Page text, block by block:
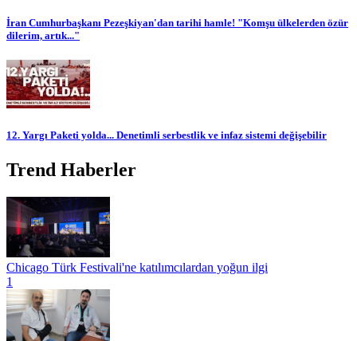
İran Cumhurbaşkanı Pezeşkiyan'dan tarihi hamle! "Komşu ülkelerden özür
dilerim, artık..."
12. Yargı Paketi yolda... Denetimli serbestlik ve infaz sistemi değişebilir
Trend Haberler
Chicago Türk Festivali'ne katılımcılardan yoğun ilgi
1